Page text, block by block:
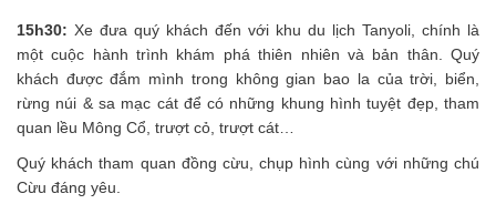
15h30: Xe đưa quý khách đến với khu du lịch Tanyoli, chính là
một cuộc hành trình khám phá thiên nhiên và bản thân. Quý
khách được đắm mình trong không gian bao la của trời, biển,
rừng núi & sa mạc cát để có những khung hình tuyệt đẹp, tham
quan lều Mông Cổ, trượt cỏ, trượt cát…
Quý khách tham quan đồng cừu, chụp hình cùng với những chú
Cừu đáng yêu.